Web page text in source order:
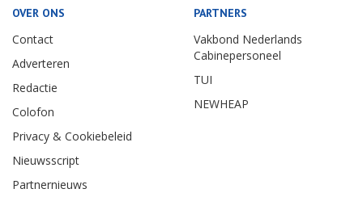
OVER ONS
Contact
Adverteren
Redactie
Colofon
Privacy & Cookiebeleid
Nieuwsscript
Partnernieuws
PARTNERS
Vakbond Nederlands
Cabinepersoneel
TUI
NEWHEAP